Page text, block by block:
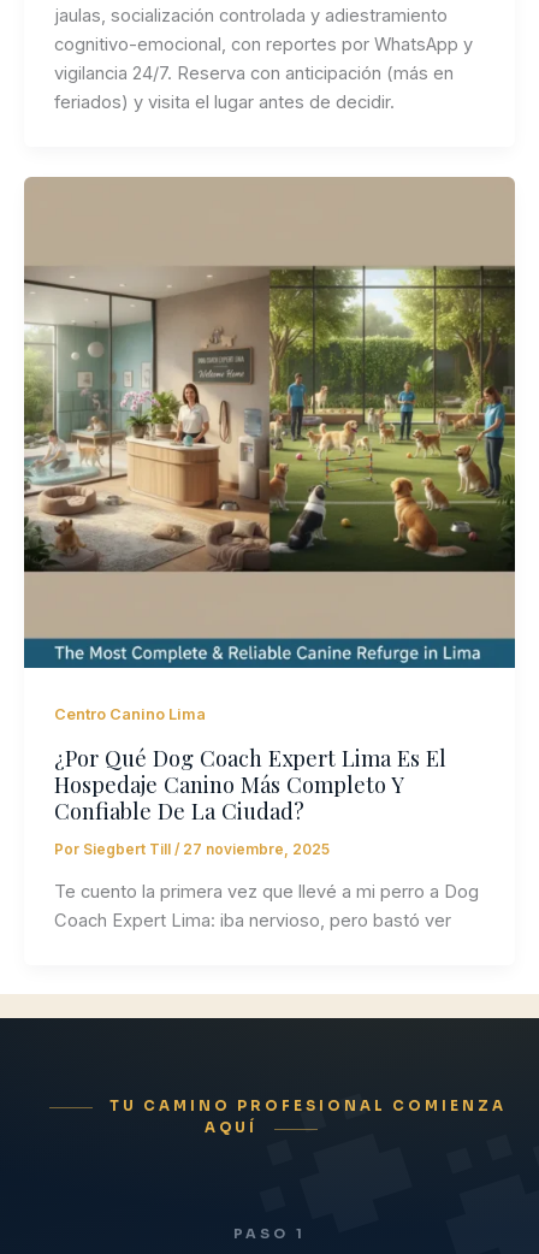
jaulas, socialización controlada y adiestramiento
cognitivo-emocional, con reportes por WhatsApp y
vigilancia 24/7. Reserva con anticipación (más en
feriados) y visita el lugar antes de decidir.
Centro Canino Lima
¿Por Qué Dog Coach Expert Lima Es El
Hospedaje Canino Más Completo Y
Confiable De La Ciudad?
Por Siegbert Till / 27 noviembre, 2025
Te cuento la primera vez que llevé a mi perro a Dog
Coach Expert Lima: iba nervioso, pero bastó ver
TU CAMINO PROFESIONAL COMIENZA
AQUÍ
PASO 1